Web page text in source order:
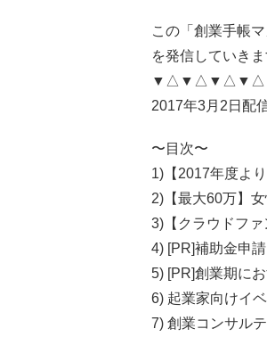
この「創業手帳
を発信していき
2017年3月2日配
〜目次〜
1)【2017年度よ
2)【最大60万】
3)【クラウドフ
4) [PR]補助金申
5) [PR]創業期に
6) 起業家向けイ
7) 創業コンサル